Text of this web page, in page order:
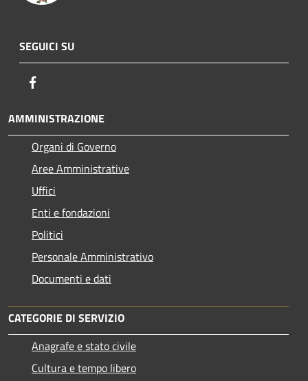
SEGUICI SU
AMMINISTRAZIONE
Organi di Governo
Aree Amministrative
Uffici
Enti e fondazioni
Politici
Personale Amministrativo
Documenti e dati
CATEGORIE DI SERVIZIO
Anagrafe e stato civile
Cultura e tempo libero